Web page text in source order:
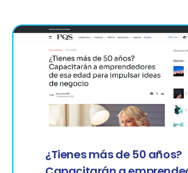
¿Tienes más de 50 años?